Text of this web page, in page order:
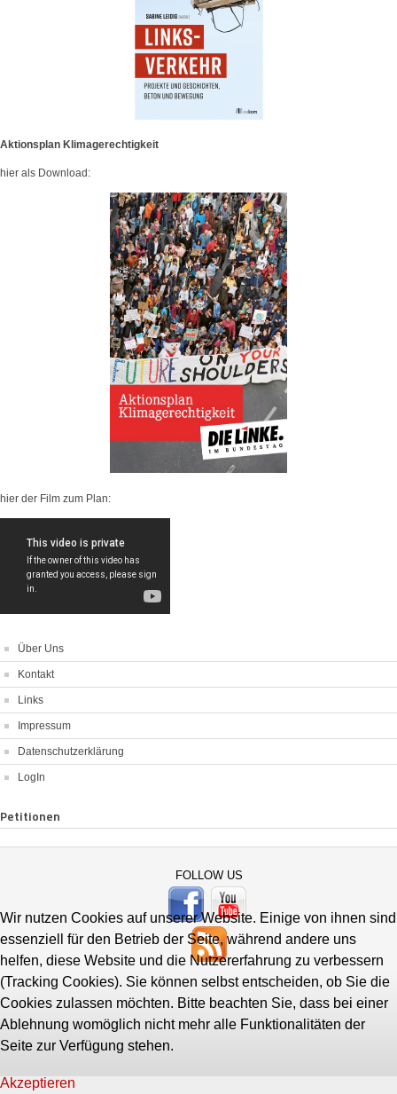
Aktionsplan Klimagerechtigkeit
hier als Download:
hier der Film zum Plan:
Über Uns
Kontakt
Links
Impressum
Datenschutzerklärung
LogIn
Petitionen
FOLLOW US
Wir nutzen Cookies auf unserer Website. Einige von ihnen sind
essenziell für den Betrieb der Seite, während andere uns
helfen, diese Website und die Nutzererfahrung zu verbessern
(Tracking Cookies). Sie können selbst entscheiden, ob Sie die
Cookies zulassen möchten. Bitte beachten Sie, dass bei einer
Ablehnung womöglich nicht mehr alle Funktionalitäten der
Seite zur Verfügung stehen.
Akzeptieren